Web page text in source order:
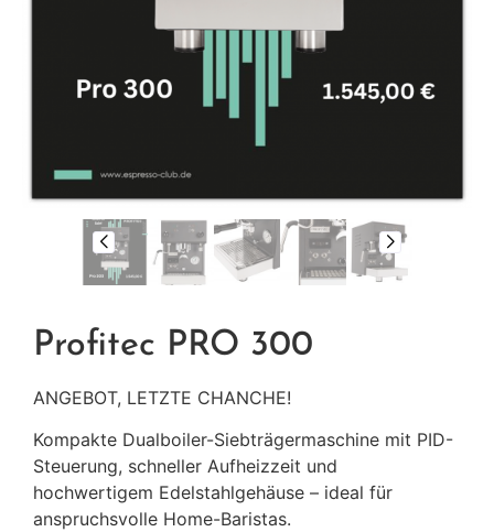
Profitec PRO 300
ANGEBOT, LETZTE CHANCHE!
Kompakte Dualboiler-Siebträgermaschine mit PID-
Steuerung, schneller Aufheizzeit und
hochwertigem Edelstahlgehäuse – ideal für
anspruchsvolle Home-Baristas.